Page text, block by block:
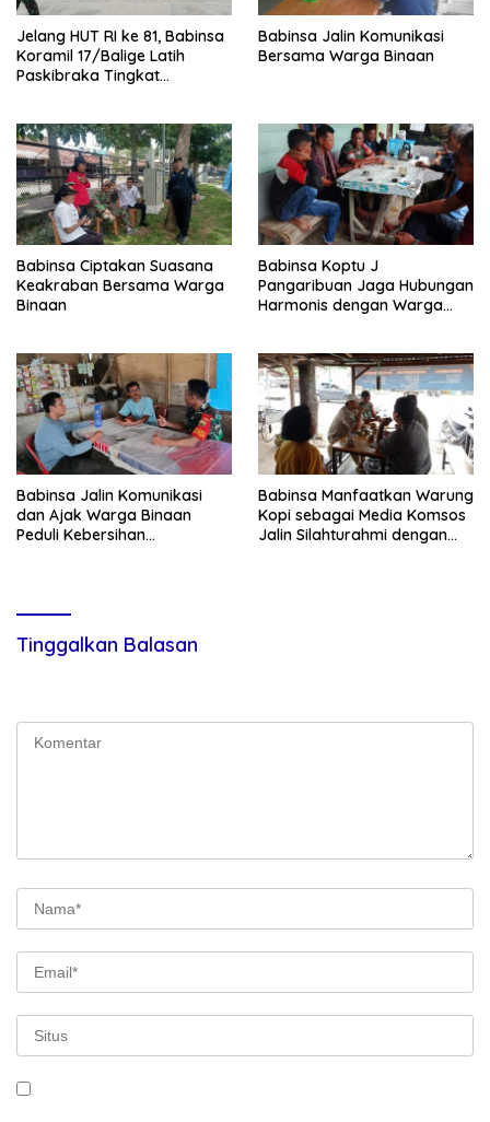
Jelang HUT RI ke 81, Babinsa
Koramil 17/Balige Latih
Paskibraka Tingkat
Babinsa Jalin Komunikasi
Bersama Warga Binaan
Babinsa Ciptakan Suasana
Keakraban Bersama Warga
Binaan
Babinsa Koptu J
Pangaribuan Jaga Hubungan
Harmonis dengan Warga
Babinsa Jalin Komunikasi
dan Ajak Warga Binaan
Peduli Kebersihan
Babinsa Manfaatkan Warung
Kopi sebagai Media Komsos
Jalin Silahturahmi dengan
Tinggalkan Balasan